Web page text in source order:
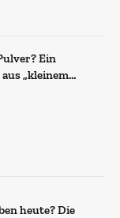
Ein
„kleinem
heute? Die